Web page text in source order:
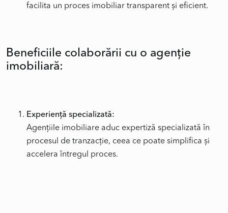
facilita un proces imobiliar transparent și eficient.
Beneficiile colaborării cu o agenție
imobiliară:
Experiență specializată:
Agențiile imobiliare aduc expertiză specializată în
procesul de tranzacție, ceea ce poate simplifica și
accelera întregul proces.